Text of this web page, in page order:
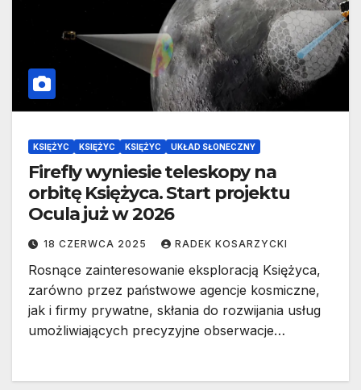
KSIĘŻYC KSIĘŻYC KSIĘŻYC UKŁAD SŁONECZNY
Firefly wyniesie teleskopy na
orbitę Księżyca. Start projektu
Ocula już w 2026
18 CZERWCA 2025 RADEK KOSARZYCKI
Rosnące zainteresowanie eksploracją Księżyca,
zarówno przez państwowe agencje kosmiczne,
jak i firmy prywatne, skłania do rozwijania usług
umożliwiających precyzyjne obserwacje…